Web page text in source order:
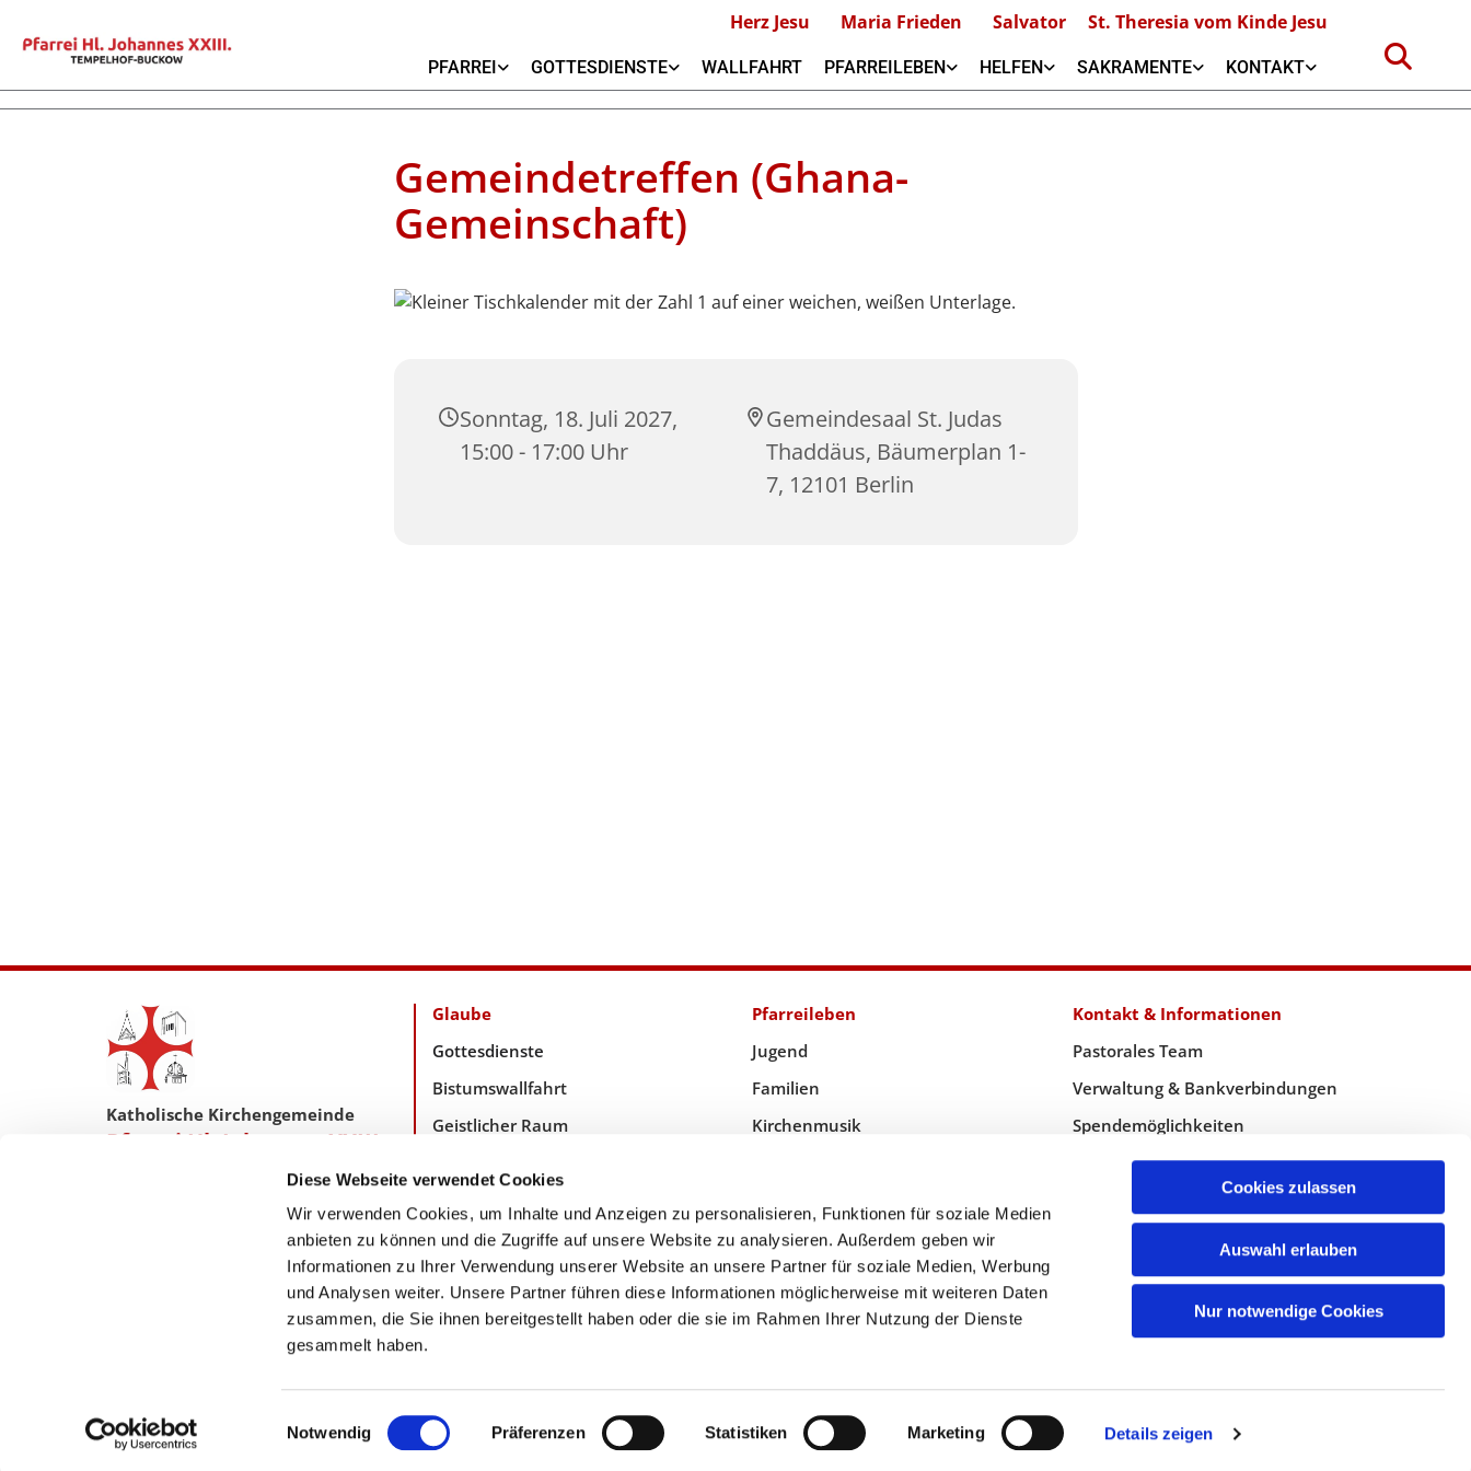
Diese Webseite verwendet Cookies
Wir verwenden Cookies, um Inhalte und Anzeigen zu personalisieren, Funktionen für soziale Medien
anbieten zu können und die Zugriffe auf unsere Website zu analysieren. Außerdem geben wir
Informationen zu Ihrer Verwendung unserer Website an unsere Partner für soziale Medien, Werbung
und Analysen weiter. Unsere Partner führen diese Informationen möglicherweise mit weiteren Daten
zusammen, die Sie ihnen bereitgestellt haben oder die sie im Rahmen Ihrer Nutzung der Dienste
gesammelt haben.
Einwilligungsauswahl
Notwendig Präferenzen Statistiken Marketing Details zeigen
Cookies zulassen
Auswahl erlauben
Nur notwendige Cookies
Herz Jesu Maria Frieden Salvator St. Theresia vom Kinde Jesu
PFARREI GOTTESDIENSTE WALLFAHRT PFARREILEBEN HELFEN SAKRAMENTE KONTAKT
Gemeindetreffen (Ghana-
Gemeinschaft)
Sonntag, 18. Juli 2027,
15:00 - 17:00 Uhr
Gemeindesaal St. Judas
Thaddäus, Bäumerplan 1-
7, 12101 Berlin
Katholische Kirchengemeinde
Pfarrei Hl. Johannes XXIII.
Tempelhof-Buckow
Glaube
Gottesdienste
Bistumswallfahrt
Geistlicher Raum
Pfarreileben
Jugend
Familien
Kirchenmusik
Kontakt & Informationen
Pastorales Team
Verwaltung & Bankverbindungen
Spendemöglichkeiten
WebMaster
Zentrales Pfarreibüro:
Friedrich-Wilhelm-Str. 70/71
pfarreibuero@hl-johannes23.de
Priesternotruf